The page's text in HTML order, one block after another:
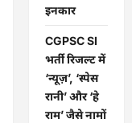
इनकार
CGPSC SI
भर्ती रिजल्ट में
‘न्यूज़’, ‘स्पेस
रानी’ और ‘हे
राम’ जैसे नामों